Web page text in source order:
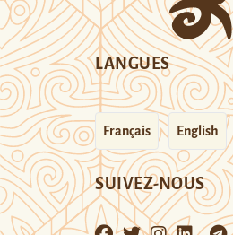
LANGUES
Français English
SUIVEZ-NOUS